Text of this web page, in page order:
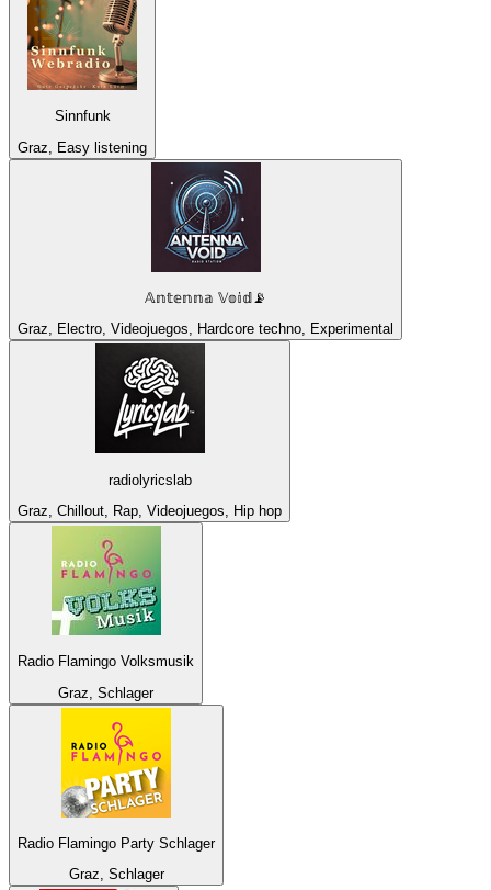
Sinnfunk
Graz, Easy listening
𝔸𝕟𝕥𝕖𝕟𝕟𝕒 𝕍𝕠𝕚𝕕📡
Graz, Electro, Videojuegos, Hardcore techno, Experimental
radiolyricslab
Graz, Chillout, Rap, Videojuegos, Hip hop
Radio Flamingo Volksmusik
Graz, Schlager
Radio Flamingo Party Schlager
Graz, Schlager